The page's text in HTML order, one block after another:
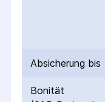
Absicherung bis
Bonität